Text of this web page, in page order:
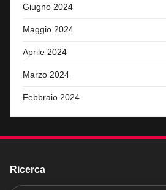
Giugno 2024
Maggio 2024
Aprile 2024
Marzo 2024
Febbraio 2024
Ricerca